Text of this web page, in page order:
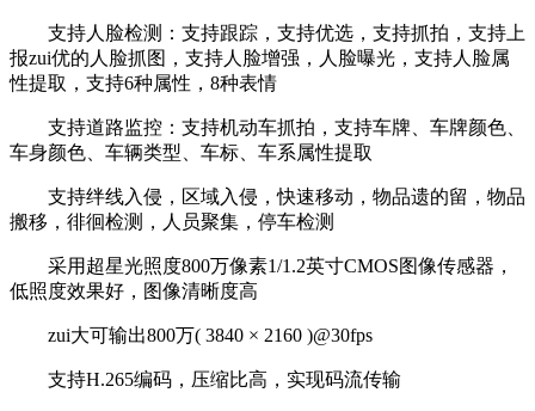
支持人脸检测：支持跟踪，支持优选，支持抓拍，支持上
报zui优的人脸抓图，支持人脸增强，人脸曝光，支持人脸属
性提取，支持6种属性，8种表情
支持道路监控：支持机动车抓拍，支持车牌、车牌颜色、
车身颜色、车辆类型、车标、车系属性提取
支持绊线入侵，区域入侵，快速移动，物品遗的留，物品
搬移，徘徊检测，人员聚集，停车检测
采用超星光照度800万像素1/1.2英寸CMOS图像传感器，
低照度效果好，图像清晰度高
zui大可输出800万( 3840 × 2160 )@30fps
支持H.265编码，压缩比高，实现码流传输